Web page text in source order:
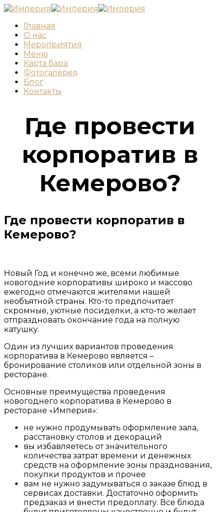
Главная
О нас
Мероприятия
Меню
Карта бара
Фотогалерея
Блог
Контакты
Где провести
корпоратив в
Кемерово?
Где провести корпоратив в
Кемерово?
Новый Год и конечно же, всеми любимые
новогодние корпоративы широко и массово
ежегодно отмечаются жителями нашей
необъятной страны. Кто-то предпочитает
скромные, уютные посиделки, а кто-то желает
отпраздновать окончание года на полную
катушку.
Один из лучших вариантов проведения
корпоратива в Кемерово является –
бронирование столиков или отдельной зоны в
ресторане.
Основные преимущества проведения
новогоднего корпоратива в Кемерово в
ресторане «Империя»:
не нужно продумывать оформление зала,
расстановку столов и декораций
вы избавляетесь от значительного
количества затрат времени и денежных
средств на оформление зоны празднования,
покупки продуктов и прочее
вам не нужно задумываться о заказе блюд в
сервисах доставки. Достаточно оформить
предзаказ и внести предоплату. Все блюда